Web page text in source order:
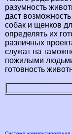
разумность
даст
собак и щенков
определять их
различных
служат на
пожилыми
готовность